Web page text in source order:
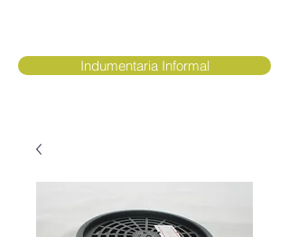
Indumentaria Informal